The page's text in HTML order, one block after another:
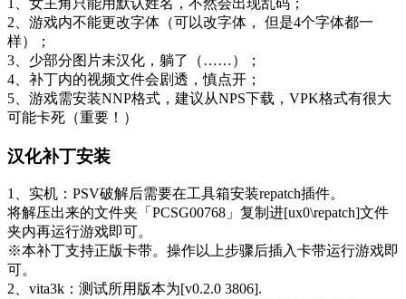
1、女主角只能用默认姓名，不然会出现乱码；
2、游戏内不能更改字体（可以改字体， 但是4个字体都一
样）；
3、少部分图片未汉化，躺了（……）；
4、补丁内的视频文件会剧透，慎点开；
5、游戏需安装NNP格式，建议从NPS下载，VPK格式有很大
可能卡死（重要！）
汉化补丁安装
1、实机：PSV破解后需要在工具箱安装repatch插件。
将解压出来的文件夹「PCSG00768」复制进[ux0\repatch]文件
夹内再运行游戏即可。
※本补丁支持正版卡带。操作以上步骤后插入卡带运行游戏即
可。
2、vita3k：测试所用版本为[v0.2.0 3806].